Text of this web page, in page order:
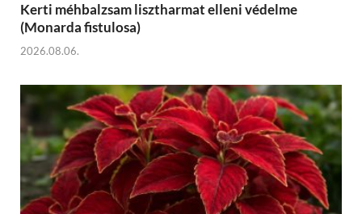
Kerti méhbalzsam lisztharmat elleni védelme
(Monarda fistulosa)
2026.08.06.